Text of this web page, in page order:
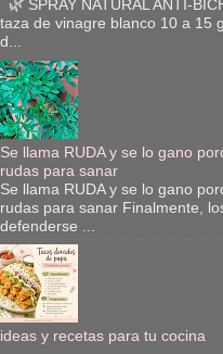
🌿 SPRAY NATURAL ANTI-
taza de vinagre blanco 10 a 15
d...
Se llama RUDA y se lo gano
rudas para sanar
Se llama RUDA y se lo gano
rudas para sanar Finalmente,
defenderse ...
ideas y recetas para tu cocina